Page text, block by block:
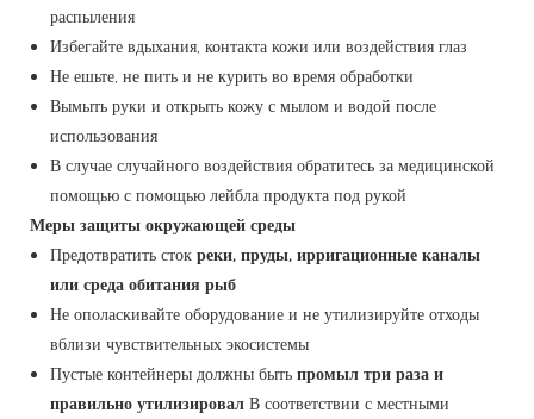
распыления
Избегайте вдыхания, контакта кожи или воздействия глаз
Не ешьте, не пить и не курить во время обработки
Вымыть руки и открыть кожу с мылом и водой после
использования
В случае случайного воздействия обратитесь за медицинской
помощью с помощью лейбла продукта под рукой
Меры защиты окружающей среды
Предотвратить сток реки, пруды, ирригационные каналы
или среда обитания рыб
Не ополаскивайте оборудование и не утилизируйте отходы
вблизи чувствительных экосистемы
Пустые контейнеры должны быть промыл три раза и
правильно утилизировал В соответствии с местными